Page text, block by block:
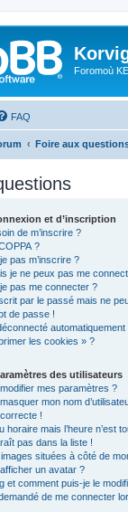
Foromoù
FAQ
Foire aux
et d’inscription
de m’inscrire ?
?
pas m’inscrire ?
je ne peux pas me
pas me connecter ?
par le passé mais ne
de passe !
automatiquement
les cookies » ?
des utilisateurs
mes paramètres ?
mon nom
correcte !
horaire mais l’heure n’est
pas dans la liste !
situées à côté de
un avatar ?
et comment puis-je le
de me connecter